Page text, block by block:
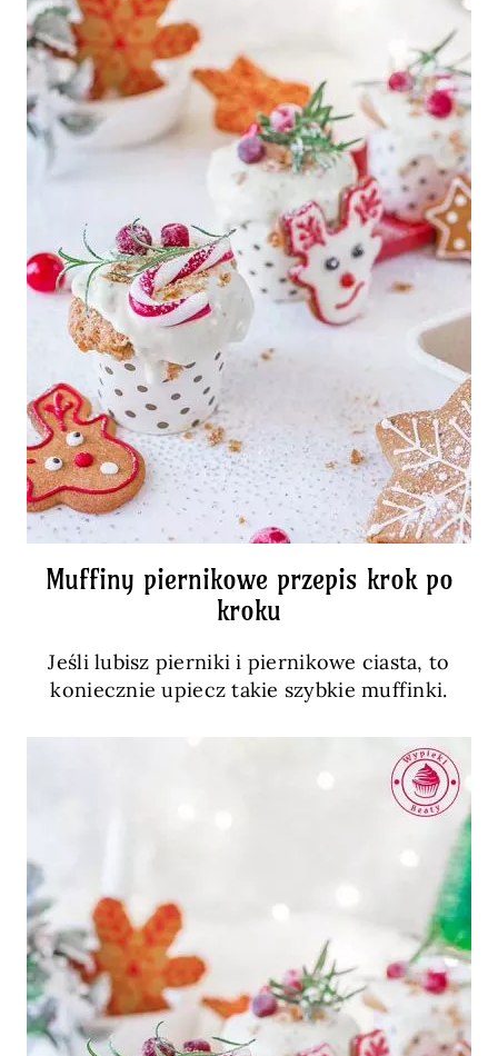
Muffiny piernikowe przepis krok po
kroku
Jeśli lubisz pierniki i piernikowe ciasta, to
koniecznie upiecz takie szybkie muffinki.